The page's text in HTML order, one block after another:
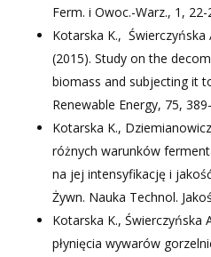
Ferm. i Owoc.-Warz., 1, 22-
Kotarska K., Świerczyńska
(2015). Study on the
biomass and subjecting it
Renewable Energy, 75,
Kotarska K.,
różnych warunków
na jej intensyfikację i
Żywn. Nauka Technol.
Kotarska K., Świerczyńska
płynięcia wywarów